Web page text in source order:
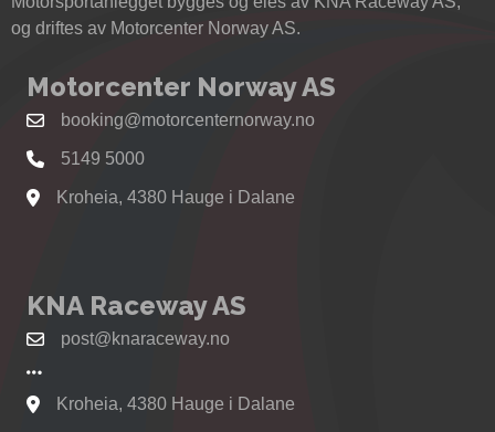
og driftes av Motorcenter Norway AS.
Motorcenter Norway AS
booking@motorcenternorway.no
5149 5000
Se kart til Motorcenter Norway i Sokndal
Kroheia, 4380 Hauge i Dalane
KNA Raceway AS
post@knaraceway.no
Se kart til Motorcenter Norway i Sokndal
Kroheia, 4380 Hauge i Dalane